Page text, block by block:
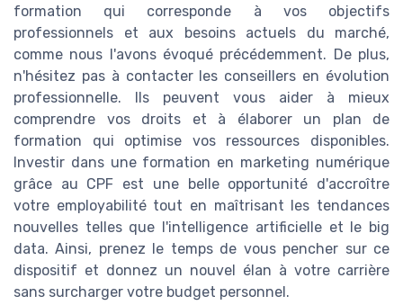
formation qui corresponde à vos objectifs
professionnels et aux besoins actuels du marché,
comme nous l'avons évoqué précédemment. De plus,
n'hésitez pas à contacter les conseillers en évolution
professionnelle. Ils peuvent vous aider à mieux
comprendre vos droits et à élaborer un plan de
formation qui optimise vos ressources disponibles.
Investir dans une formation en marketing numérique
grâce au CPF est une belle opportunité d'accroître
votre employabilité tout en maîtrisant les tendances
nouvelles telles que l'intelligence artificielle et le big
data. Ainsi, prenez le temps de vous pencher sur ce
dispositif et donnez un nouvel élan à votre carrière
sans surcharger votre budget personnel.